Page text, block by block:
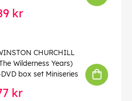
kr
CHURCHILL
Wilderness Years)
box set Miniseries
kr